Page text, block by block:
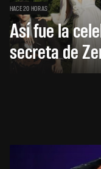
HACE 20 HORAS
Así fue la
secreta de